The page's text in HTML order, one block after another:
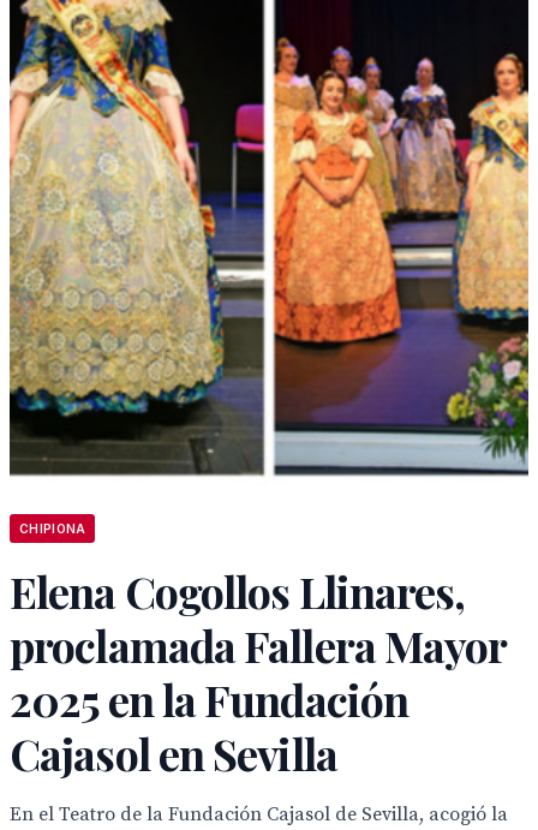
CHIPIONA
Elena Cogollos Llinares,
proclamada Fallera Mayor
2025 en la Fundación
Cajasol en Sevilla
En el Teatro de la Fundación Cajasol de Sevilla, acogió la